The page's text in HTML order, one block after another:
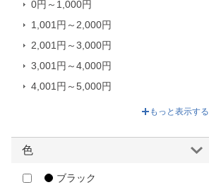
CIO｜シーアイオー
COMPUCASE JAPAN｜コンピュ
ーケースジャパン
DEFF｜ディーフ
ELECOM｜エレコム
FSC
0円～1,000円
1,001円～2,000円
2,001円～3,000円
3,001円～4,000円
4,001円～5,000円
もっと表示する
色
ブラック